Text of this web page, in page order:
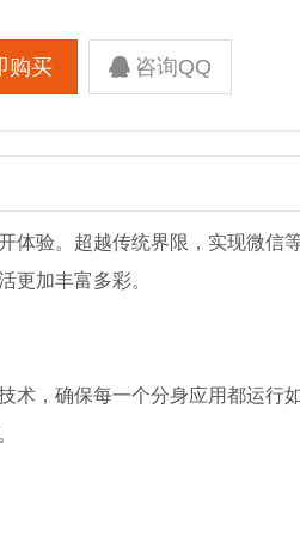
购买 咨询QQ
体验。超越传统界限，实现微信
更加丰富多彩。
术，确保每一个分身应用都运行